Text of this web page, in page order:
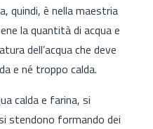
quindi, è nella maestria
la quantità di acqua e
dell’acqua che deve
e né troppo calda.
calda e farina, si
stendono formando dei